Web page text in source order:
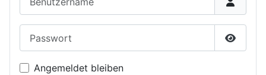
Angemeldet bleiben